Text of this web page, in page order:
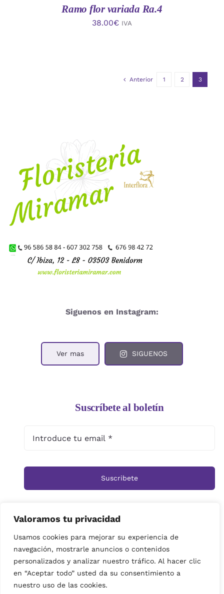
Valoramos tu privacidad
Usamos cookies para mejorar su experiencia de
navegación, mostrarle anuncios o contenidos
personalizados y analizar nuestro tráfico. Al hacer clic
en “Aceptar todo” usted da su consentimiento a
nuestro uso de las cookies.
Ramo flor variada Ra.4
38.00€ IVA
Anterior 1 2 3
Siguenos en Instagram:
Ver mas SIGUENOS
Suscríbete al boletín
Suscribete
Inicio Tienda Ramos Rosas
Centros
Cestas
Arreglos Funerarios
Contacto
Política de privacidad
© Copyright 2019 | imagenes propiedad de Floristeria
Miramar| Derechos reservados|